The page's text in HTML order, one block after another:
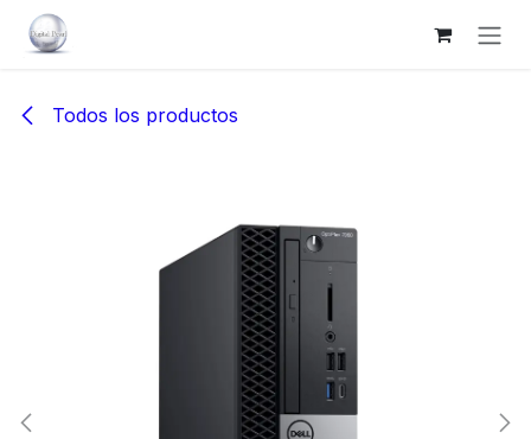
Ir al contenido
Todos los productos